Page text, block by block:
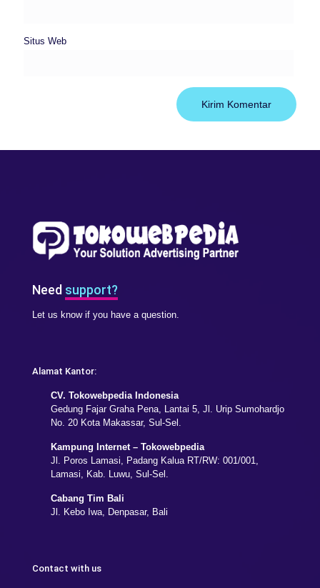
Situs Web
Need support?
Let us know if you have a question.
Alamat Kantor:
CV. Tokowebpedia Indonesia
Gedung Fajar Graha Pena, Lantai 5, Jl. Urip Sumohardjo
No. 20 Kota Makassar, Sul-Sel.
Kampung Internet – Tokowebpedia
Jl. Poros Lamasi, Padang Kalua RT/RW: 001/001,
Lamasi, Kab. Luwu, Sul-Sel.
Cabang Tim Bali
Jl. Kebo Iwa, Denpasar, Bali
Contact with us